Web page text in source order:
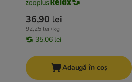
36,90 lei
92,25 lei / kg
35,06 lei
Adaugă în coș